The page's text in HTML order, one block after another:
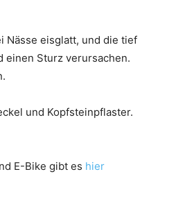
Nässe eisglatt, und die tief
einen Sturz verursachen.
und Kopfsteinpflaster.
E-Bike gibt es hier